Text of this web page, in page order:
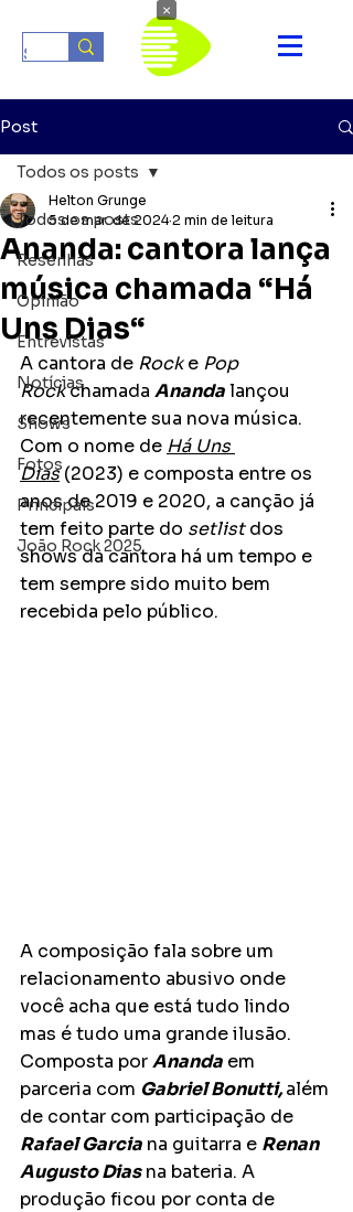
Post
Todos os posts
Resenhas
Opinião
Entrevistas
Notícias
Shows
Fotos
Principais
João Rock 2025
Todos os posts
Ananda: cantora lança
música chamada “Há
Uns Dias“
Helton Grunge
5 de mar. de 2024 2 min de leitura
A cantora de Rock e Pop
Rock chamada Ananda lançou
recentemente sua nova música.
Com o nome de Há Uns
Dias (2023) e composta entre os
anos de 2019 e 2020, a canção já
tem feito parte do setlist dos
shows da cantora há um tempo e
tem sempre sido muito bem
recebida pelo público.
A composição fala sobre um
relacionamento abusivo onde
você acha que está tudo lindo
mas é tudo uma grande ilusão.
Composta por Ananda em
parceria com Gabriel Bonutti, além
de contar com participação de
Rafael Garcia na guitarra e Renan
Augusto Dias na bateria. A
produção ficou por conta de
×